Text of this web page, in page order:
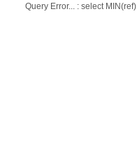
Query Error... : select